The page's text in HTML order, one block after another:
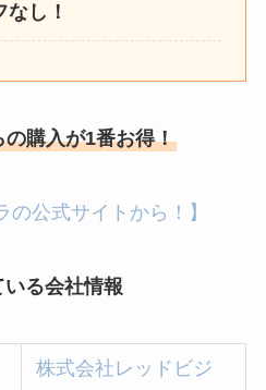
し！
購入が1番お得！
の公式サイトから！】
る会社情報
株式会社レッドビジ